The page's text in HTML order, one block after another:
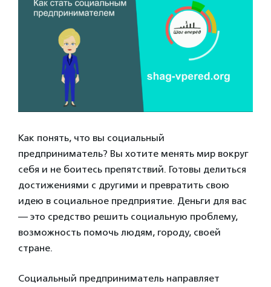
Как понять, что вы социальный
предприниматель? Вы хотите менять мир вокруг
себя и не боитесь препятствий. Готовы делиться
достижениями с другими и превратить свою
идею в социальное предприятие. Деньги для вас
— это средство решить социальную проблему,
возможность помочь людям, городу, своей
стране.
Социальный предприниматель направляет